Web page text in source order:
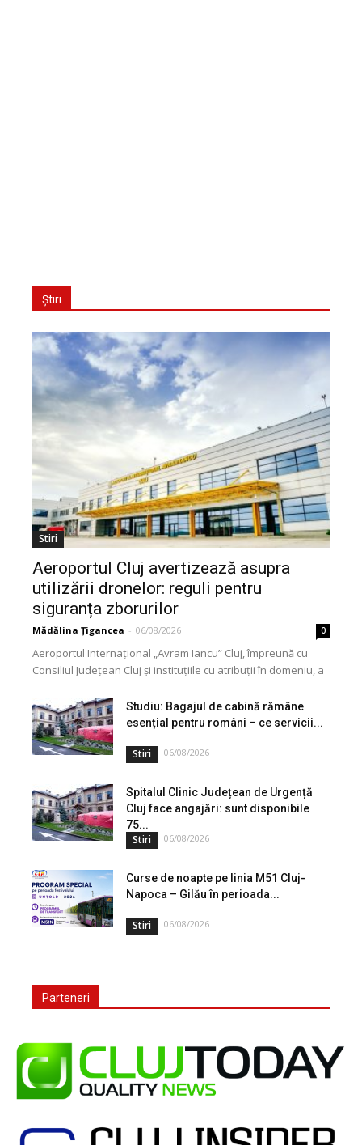
Știri
Stiri
Aeroportul Cluj avertizează asupra
utilizării dronelor: reguli pentru
siguranța zborurilor
Mădălina Țigancea - 06/08/2026 0
Aeroportul Internațional „Avram Iancu” Cluj, împreună cu
Consiliul Județean Cluj și instituțiile cu atribuții în domeniu, a
Studiu: Bagajul de cabină rămâne
esențial pentru români – ce servicii...
Stiri 06/08/2026
Spitalul Clinic Județean de Urgență
Cluj face angajări: sunt disponibile
75...
Stiri 06/08/2026
Curse de noapte pe linia M51 Cluj-
Napoca – Gilău în perioada...
Stiri 06/08/2026
Parteneri